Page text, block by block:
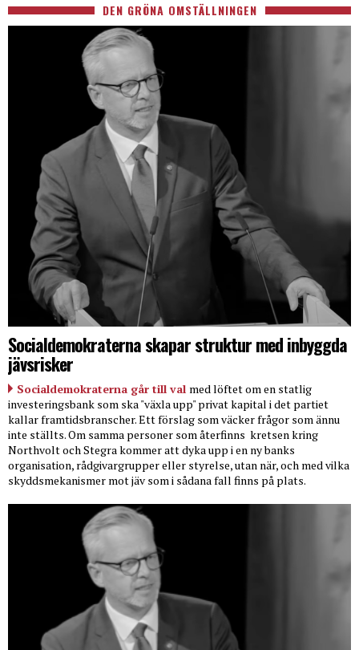
DEN GRÖNA OMSTÄLLNINGEN
Socialdemokraterna skapar struktur med inbyggda
jävsrisker
Socialdemokraterna går till val med löftet om en statlig
investeringsbank som ska "växla upp" privat kapital i det partiet
kallar framtidsbranscher. Ett förslag som väcker frågor som ännu
inte ställts. Om samma personer som återfinns kretsen kring
Northvolt och Stegra kommer att dyka upp i en ny banks
organisation, rådgivargrupper eller styrelse, utan när, och med vilka
skyddsmekanismer mot jäv som i sådana fall finns på plats.